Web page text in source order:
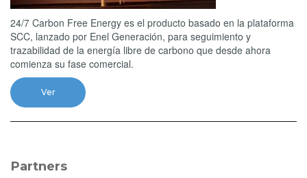
24/7 Carbon Free Energy es el producto basado en la plataforma
SCC, lanzado por Enel Generación, para seguimiento y
trazabilidad de la energía libre de carbono que desde ahora
comienza su fase comercial.
Ver
Partners